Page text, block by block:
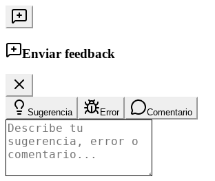
Enviar feedback
Sugerencia Error Comentario